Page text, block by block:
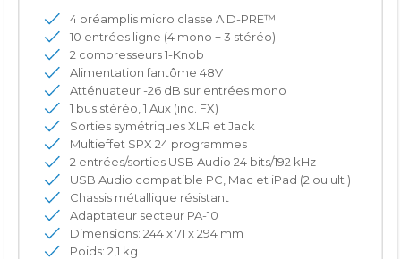
4 préamplis micro classe A D-PRE™
10 entrées ligne (4 mono + 3 stéréo)
2 compresseurs 1-Knob
Alimentation fantôme 48V
Atténuateur -26 dB sur entrées mono
1 bus stéréo, 1 Aux (inc. FX)
Sorties symétriques XLR et Jack
Multieffet SPX 24 programmes
2 entrées/sorties USB Audio 24 bits/192 kHz
USB Audio compatible PC, Mac et iPad (2 ou ult.)
Chassis métallique résistant
Adaptateur secteur PA-10
Dimensions: 244 x 71 x 294 mm
Poids: 2,1 kg